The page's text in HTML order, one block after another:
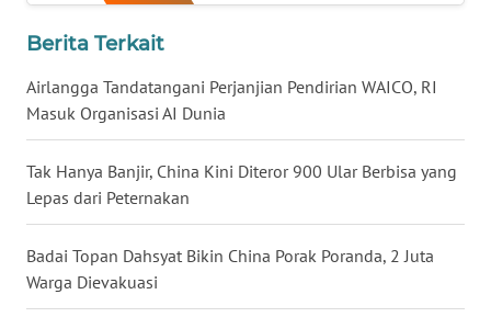
Berita Terkait
Airlangga Tandatangani Perjanjian Pendirian WAICO, RI
Masuk Organisasi AI Dunia
Tak Hanya Banjir, China Kini Diteror 900 Ular Berbisa yang
Lepas dari Peternakan
Badai Topan Dahsyat Bikin China Porak Poranda, 2 Juta
Warga Dievakuasi
SUMSEL
WN
BENGKULU
WN
LAMPUNG
WN
JATENG